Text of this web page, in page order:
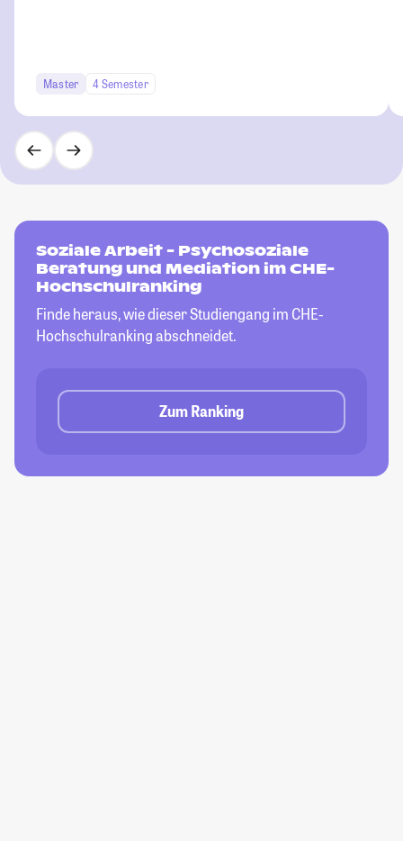
Master 4 Semester
Soziale Arbeit - Psychosoziale
Beratung und Mediation im CHE-
Hochschulranking
Finde heraus, wie dieser Studiengang im CHE-
Hochschulranking abschneidet.
Zum Ranking